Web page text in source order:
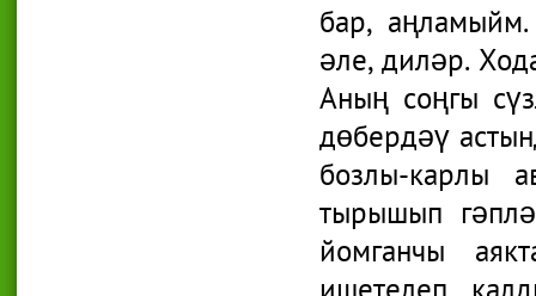
бар,
әле, диләр.
Аның соңгы
дөбердәү
бозлы-карлы
тырышып
йомганчы